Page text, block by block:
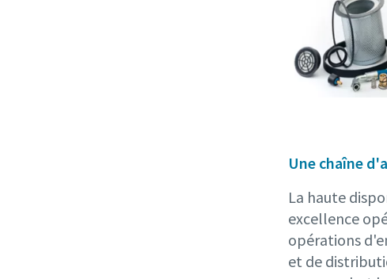
Une chaîne
La haute
excellence
opérations
et de